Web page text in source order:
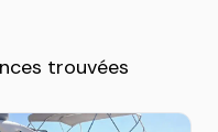
trouvées